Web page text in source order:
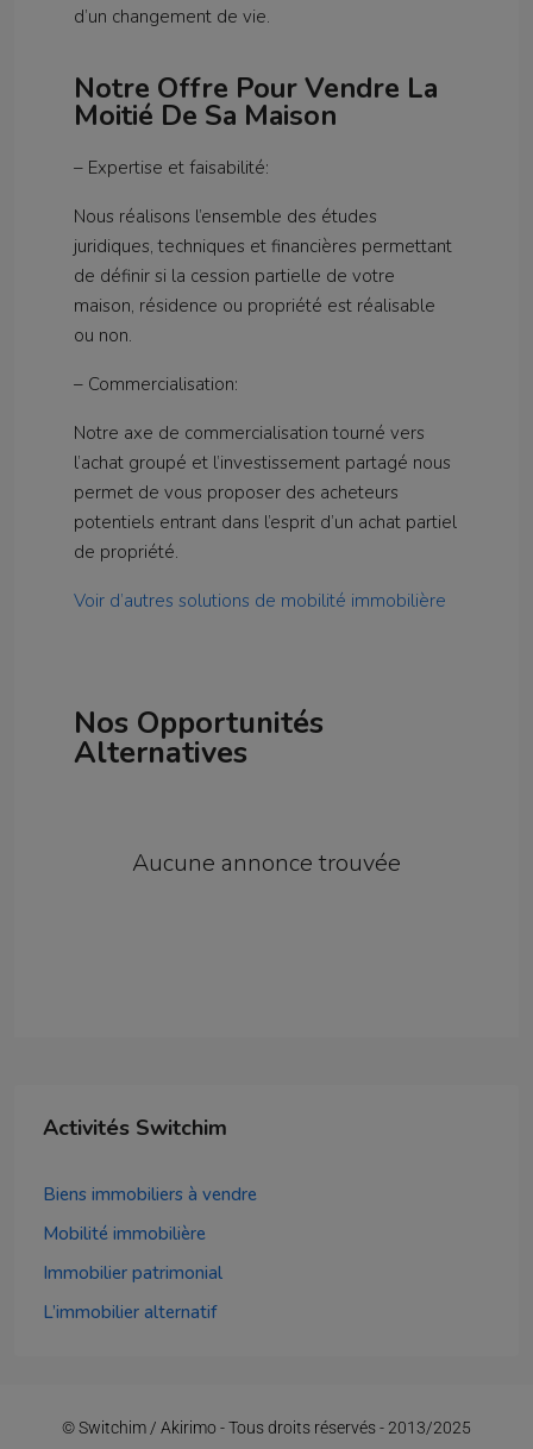
d’un changement de vie.
Notre Offre Pour Vendre La
Moitié De Sa Maison
– Expertise et faisabilité:
Nous réalisons l’ensemble des études
juridiques, techniques et financières permettant
de définir si la cession partielle de votre
maison, résidence ou propriété est réalisable
ou non.
– Commercialisation:
Notre axe de commercialisation tourné vers
l’achat groupé et l’investissement partagé nous
permet de vous proposer des acheteurs
potentiels entrant dans l’esprit d’un achat partiel
de propriété.
Voir d’autres solutions de mobilité immobilière
Nos Opportunités
Alternatives
Aucune annonce trouvée
Activités Switchim
Biens immobiliers à vendre
Mobilité immobilière
Immobilier patrimonial
L’immobilier alternatif
© Switchim / Akirimo - Tous droits réservés - 2013/2025